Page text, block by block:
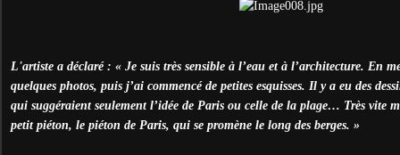
L'artiste a déclaré : « Je suis très sensible à l’eau et à l’architecture. En
quelques photos, puis j’ai commencé de petites esquisses. Il y a eu des
qui suggéraient seulement l’idée de Paris ou celle de la plage… Très vite
petit piéton, le piéton de Paris, qui se promène le long des berges. »